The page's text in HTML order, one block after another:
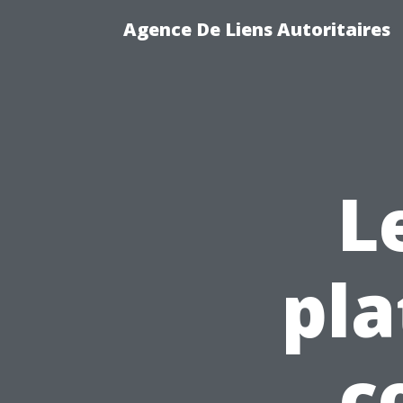
Agence De Liens Autoritaires